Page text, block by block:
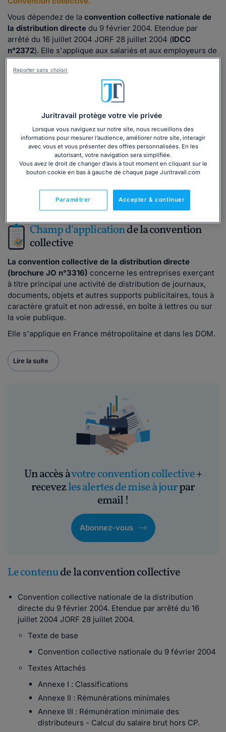
Vous dépendez de la convention collective nationale de
la distribution directe du 9 février 2004. Etendue par
arrêté du 16 juillet 2004 JORF 28 juillet 2004 (IDCC
n°2372). Elle s'applique aux salariés et aux employeurs de
ces entreprises, quel que soit leur statut.
Les partenaires sociaux ont négocié certains avantages
pour votre activité, notamment :
prime d’anciennetédès 2 ans d’ancienneté ;
congés exceptionnelspour événements familiaux,
tels qu'un mariage, une naissance ou le décès d'un
membre de la famille ;
lesconditions de gestion de la grossesse et des
congés parentaux...
Lire la suite
Champ d'applicationde la convention
collective
La convention collective de la distribution directe
(brochure JO n°3316) concerne les entreprises exerçant
à titre principal une activité de distribution de journaux,
documents, objets et autres supports publicitaires, tous à
caractère gratuit et non adressé, en boîte à lettres ou sur
la voie publique.
Elle s'applique en France métropolitaine et dans les DOM.
Lire la suite
Un accès àvotre convention collective+
recevezles alertes de mise à jourpar
email !
Abonnez-vous
Le contenude la convention collective
Convention collective nationale de la distribution
directe du 9 février 2004. Etendue par arrêté du 16
juillet 2004 JORF 28 juillet 2004.
Texte de base
Convention collective nationale du 9 février 2004
Textes Attachés
Annexe I : Classifications
Annexe II : Rémunérations minimales
Annexe III : Rémunération minimale des
distributeurs - Calcul du salaire brut hors CP.
Juritravail protège votre vie privée
Lorsque vous naviguez sur notre site, nous recueillons des
informations pour mesurer l’audience, améliorer notre site, interagir
avec vous et vous présenter des offres personnalisées. En les
autorisant, votre navigation sera simplifiée.
Vous avez le droit de changer d’avis à tout moment en cliquant sur le
bouton cookie en bas à gauche de chaque page Juritravail.com
Accepter & continuer
Paramétrer
Reporter sans choisir